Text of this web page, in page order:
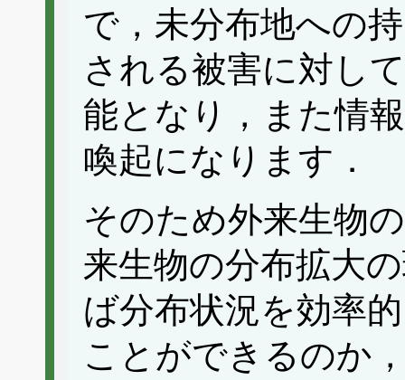
で，未分布地への
される被害に対し
能となり，また情
喚起になります．
そのため外来生物
来生物の分布拡大
ば分布状況を効率
ことができるのか